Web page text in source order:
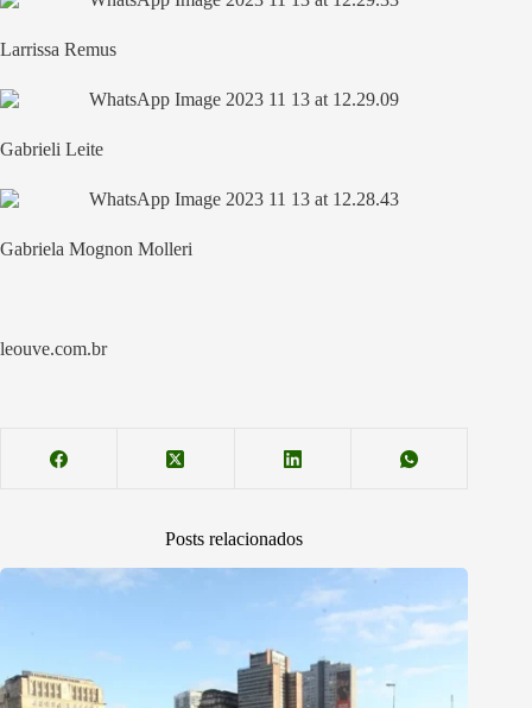
Larrissa Remus
Gabrieli Leite
Gabriela Mognon Molleri
leouve.com.br
Posts relacionados